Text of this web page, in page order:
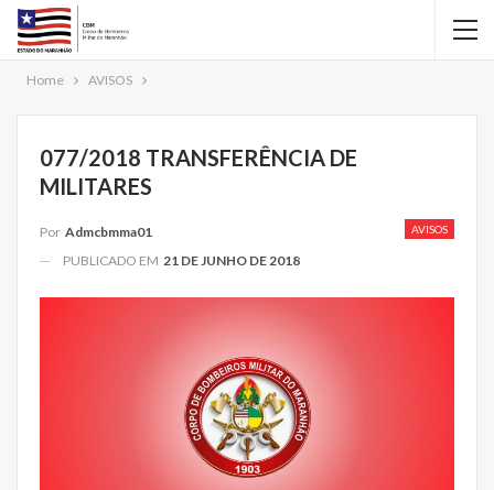
Home AVISOS
077/2018 TRANSFERÊNCIA DE
MILITARES
AVISOS
Por Admcbmma01
PUBLICADO EM 21 DE JUNHO DE 2018